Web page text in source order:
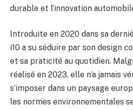
durable et l’innovation
Introduite en 2020 dans sa
i10 a su séduire par son design
et sa praticité au quotidien.
réalisé en 2023, elle n’a jamais
s’imposer dans un paysage
les normes environnementales